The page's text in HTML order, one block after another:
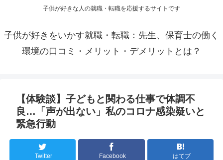
子供が好きな人の就職・転職を応援するサイトです
子供が好きをいかす就職・転職：先生、保育士の働く
環境の口コミ・メリット・デメリットとは？
【体験談】子どもと関わる仕事で体調不
良…「声が出ない」私のコロナ感染疑いと
緊急行動
Twitter Facebook はてブ